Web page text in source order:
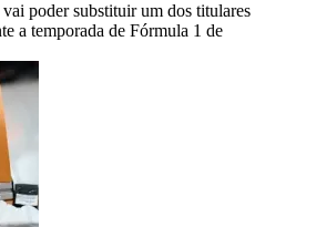
poder substituir um dos titulares
a temporada de Fórmula 1 de